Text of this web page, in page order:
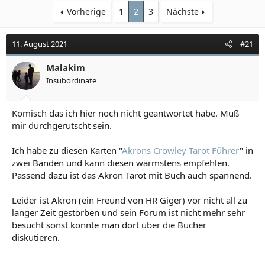
e
l
l
e
r
s
t
e
l
a
Vorherige
1 2 3 Nächste
11. August 2021 #21
Malakim
Insubordinate
Komisch das ich hier noch nicht geantwortet habe. Muß
mir durchgerutscht sein.
Ich habe zu diesen Karten "Akrons Crowley Tarot Führer" in
zwei Bänden und kann diesen wärmstens empfehlen.
Passend dazu ist das Akron Tarot mit Buch auch spannend.
Leider ist Akron (ein Freund von HR Giger) vor nicht all zu
langer Zeit gestorben und sein Forum ist nicht mehr sehr
besucht sonst könnte man dort über die Bücher
diskutieren.